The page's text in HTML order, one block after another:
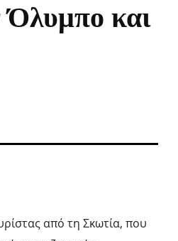
Όλυμπο και
από τη Σκωτία, που